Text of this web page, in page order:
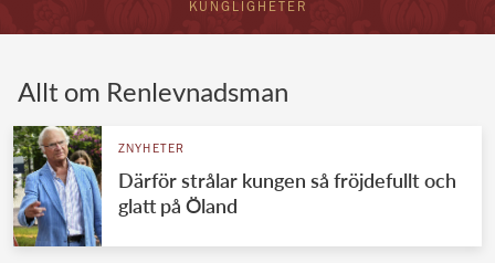
KUNGLIGHETER
UTLÄNDSKT
Allt om Renlevnadsman
ZNYHETER
Därför strålar kungen så fröjdefullt och
glatt på Öland